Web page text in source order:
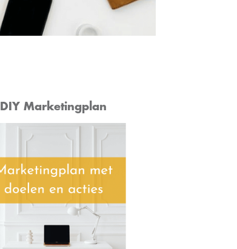
DIY Marketingplan